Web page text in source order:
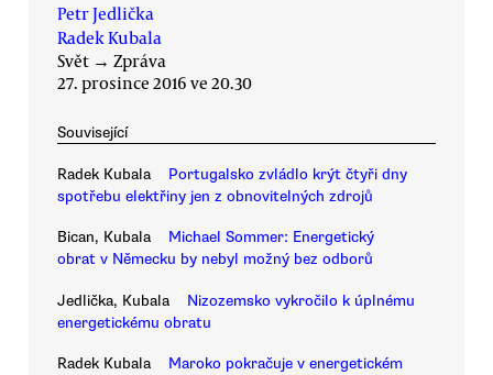
Petr Jedlička
Radek Kubala
Svět → Zpráva
27. prosince 2016 ve 20.30
Související
Radek Kubala
Portugalsko zvládlo krýt čtyři dny
spotřebu elektřiny jen z obnovitelných zdrojů
Bican, Kubala
Michael Sommer: Energetický
obrat v Německu by nebyl možný bez odborů
Jedlička, Kubala
Nizozemsko vykročilo k úplnému
energetickému obratu
Radek Kubala
Maroko pokračuje v energetickém